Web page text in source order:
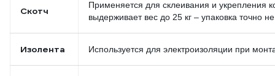
Скотч
Применяется для склеивания и укрепления
выдерживает вес до 25 кг – упаковка точно
Изолента Используется для электроизоляции при